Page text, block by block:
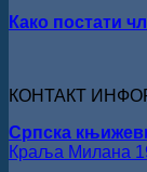
Како постати
КОНТАКТ
Српска
Краља Милана